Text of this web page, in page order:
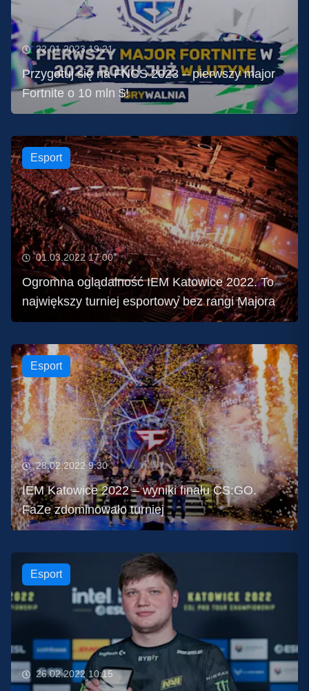
22.01.2023 19:21
Przygotuj się na FNCS 2023 – pierwszy major
Fortnite o 10 mln $!
Esport
01.03.2022 17:00
Ogromna oglądalność IEM Katowice 2022. To
największy turniej esportowy bez rangi Majora
Esport
28.02.2022 9:30
IEM Katowice 2022 – wyniki finału CS:GO.
FaZe zdominowało turniej
Esport
26.02.2022 10:15